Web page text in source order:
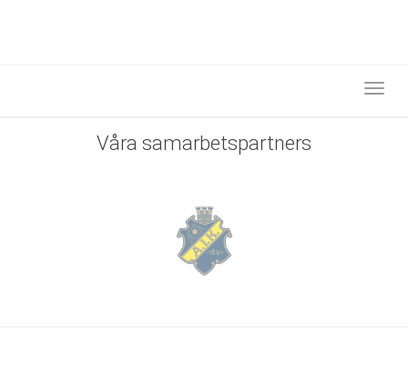
Våra samarbetspartners